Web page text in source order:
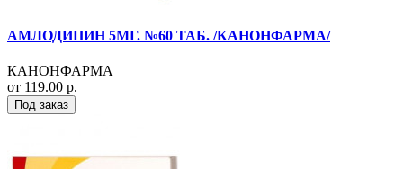
АМЛОДИПИН 5МГ. №60 ТАБ. /КАНОНФАРМА/
КАНОНФАРМА
от 119.00 р.
Под заказ